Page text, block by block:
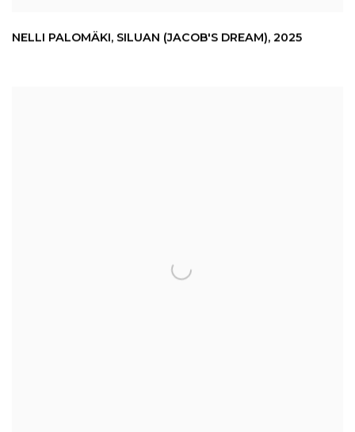
NELLI PALOMÄKI, SILUAN (JACOB'S DREAM), 2025